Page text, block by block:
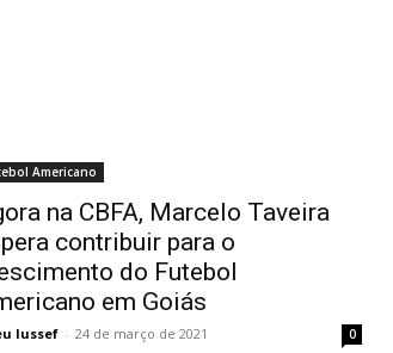
Americano
na CBFA, Marcelo Taveira
contribuir para o
do Futebol
em Goiás
Iussef - 24 de março de 2021 0